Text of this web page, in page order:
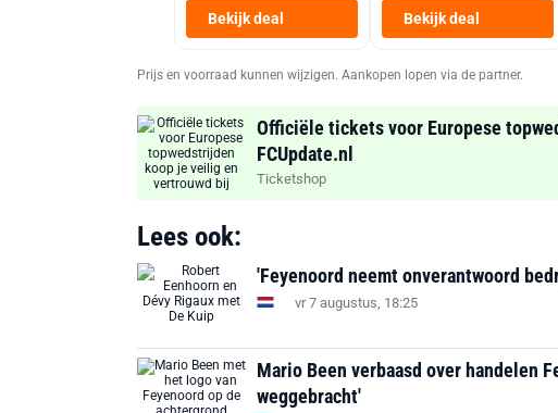
Bekijk deal Bekijk deal
Prijs en voorraad kunnen wijzigen. Aankopen lopen via de partner.
Officiële tickets voor Europese
FCUpdate.nl
Ticketshop
Lees ook:
'Feyenoord neemt onverantwoord
vr 7 augustus, 18:25
Mario Been verbaasd over handelen
weggebracht'